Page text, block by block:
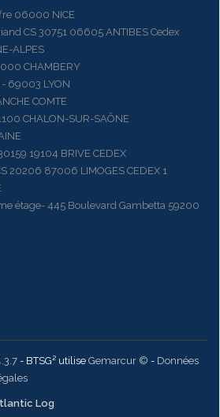
06000 NICE
CS 30751 06605 ANTIBES Cedex
ALPES
CHAMBERY
69003 LYON
COMTE
CHALON-SUR-SAÔNE
19104 BRIVE CEDEX
87006 LIMOGES CEDEX 1
étage- 445 Boulevard Gambetta 59200
- BTSG² utilise Gemarcur © - Données
Log